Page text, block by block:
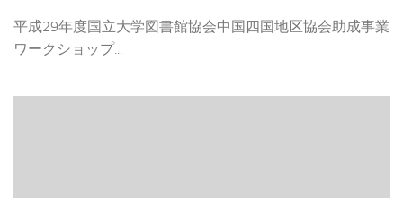
平成29年度国立大学図書館協会中国四国地区協会助成事業
ワークショップ...